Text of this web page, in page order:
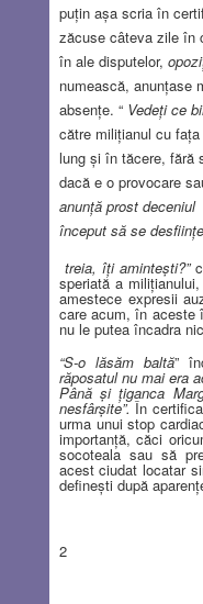
puţin aşa scria în
zăcuse câteva zile în
în ale disputelor,
numească, anunţase
absenţe. “ Vedeţi ce
către miliţianul cu
lung şi în tăcere, fără
dacă e o provocare
anunţă prost deceniul
început să se
treia, îţi aminteşti?”
speriată a
amestece expresii
care acum, în aceste
nu le putea încadra
“S-o lăsăm baltă”
răposatul nu mai era
Până şi ţiganca
nesfârşite”.În
urma unui stop
importanţă, căci
socoteala sau să
acest ciudat locatar
defineşti după
2